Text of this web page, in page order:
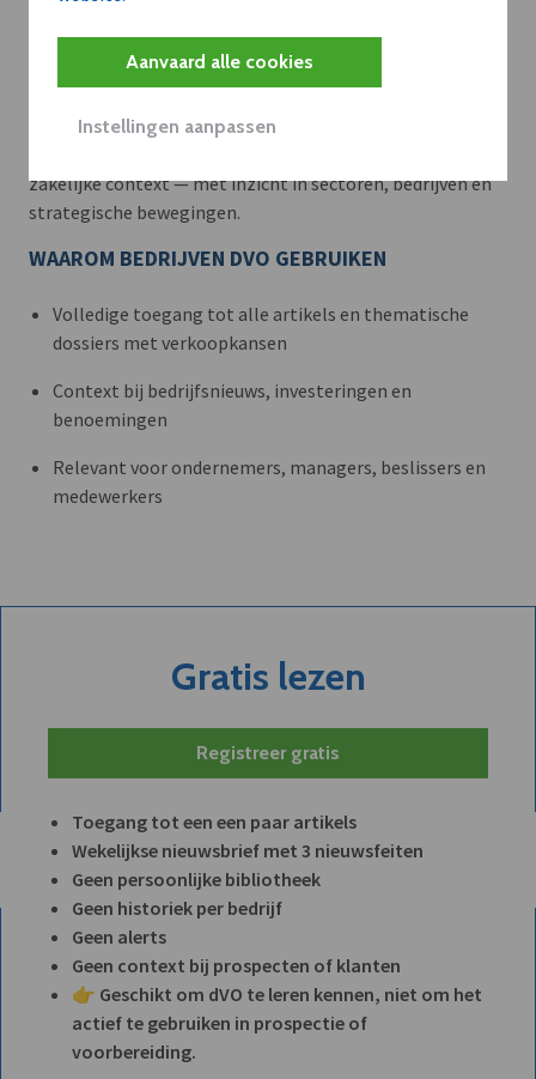
Aanvaard alle cookies
Instellingen aanpassen
Meer context. Dieper begrip.
zakelijke context — met inzicht in sectoren, bedrijven en
strategische bewegingen.
WAAROM BEDRIJVEN DVO GEBRUIKEN
Volledige toegang tot alle artikels en thematische
dossiers met verkoopkansen
Context bij bedrijfsnieuws, investeringen en
benoemingen
Relevant voor ondernemers, managers, beslissers en
medewerkers
Gratis lezen
Registreer gratis
Toegang tot een een paar artikels
Wekelijkse nieuwsbrief met 3 nieuwsfeiten
Geen persoonlijke bibliotheek
Geen historiek per bedrijf
Geen alerts
Geen context bij prospecten of klanten
👉 Geschikt om dVO te leren kennen, niet om het
actief te gebruiken in prospectie of
voorbereiding.